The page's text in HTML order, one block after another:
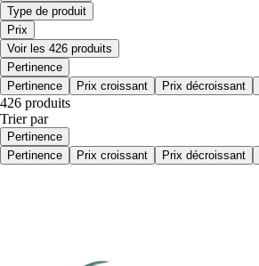
Type de produit
Prix
Voir les 426 produits
Pertinence
Pertinence
Prix croissant Prix décroissant
426 produits
Trier par
Pertinence
Pertinence
Prix croissant Prix décroissant